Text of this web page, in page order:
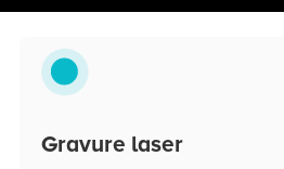
Gravure laser